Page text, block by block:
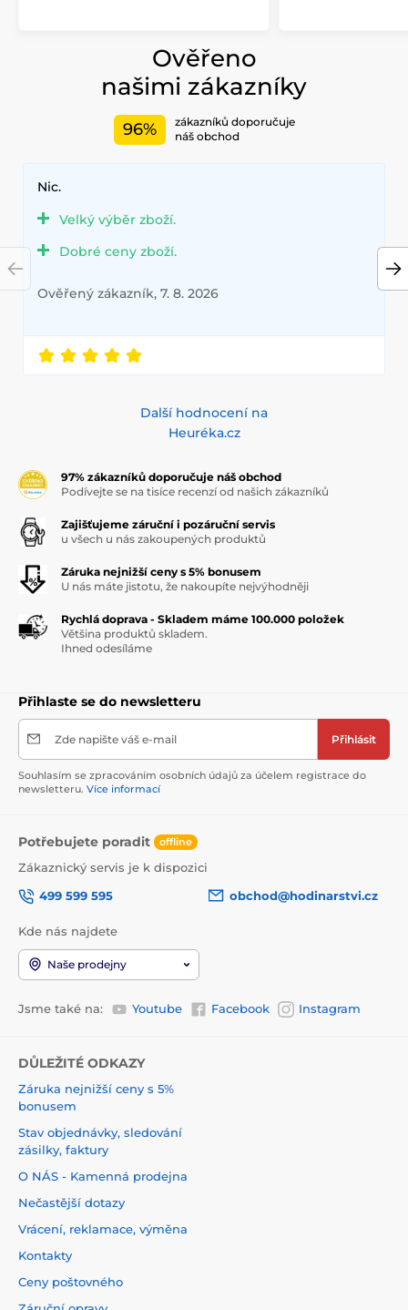
Ověřeno
našimi zákazníky
96%
zákazníků doporučuje
náš obchod
Nic.
Velký výběr zboží.
Dobré ceny zboží.
Ověřený zákazník, 7. 8. 2026
Další hodnocení na
Heuréka.cz
97% zákazníků doporučuje náš obchod
Podívejte se na tisíce recenzí od našich zákazníků
Zajišťujeme záruční i pozáruční servis
u všech u nás zakoupených produktů
Záruka nejnižší ceny s 5% bonusem
U nás máte jistotu, že nakoupíte nejvýhodněji
Rychlá doprava - Skladem máme 100.000 položek
Většina produktů skladem.
Ihned odesíláme
Přihlaste se do newsletteru
Zde napište váš e-mail Přihlásit
Souhlasím se zpracováním osobních údajů za účelem registrace do
newsletteru. Více informací
Potřebujete poradit offline
Zákaznický servis je k dispozici
499 599 595
obchod@hodinarstvi.cz
Kde nás najdete
Naše prodejny
Jsme také na: Youtube Facebook Instagram
DŮLEŽITÉ ODKAZY
Záruka nejnižší ceny s 5%
bonusem
Stav objednávky, sledování
zásilky, faktury
O NÁS - Kamenná prodejna
Nečastější dotazy
Vrácení, reklamace, výměna
Kontakty
Ceny poštovného